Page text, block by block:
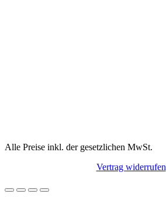
Alle Preise inkl. der gesetzlichen MwSt.
Vertrag widerrufen